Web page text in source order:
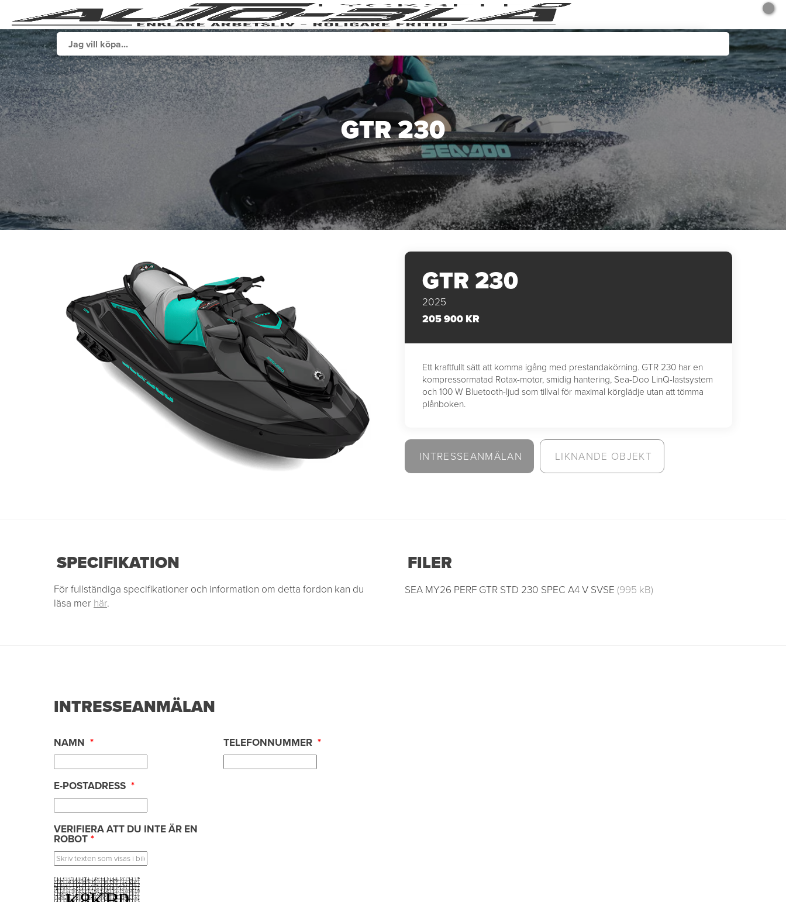
GTR 230
GTR 230
2025
205 900 KR
Ett kraftfullt sätt att komma igång med prestandakörning. GTR 230 har en
kompressormatad Rotax-motor, smidig hantering, Sea-Doo LinQ-lastsystem
och 100 W Bluetooth-ljud som tillval för maximal körglädje utan att tömma
plånboken.
INTRESSEANMÄLAN LIKNANDE OBJEKT
SPECIFIKATION
För fullständiga specifikationer och information om detta fordon kan du
läsa mer här.
FILER
SEA MY26 PERF GTR STD 230 SPEC A4 V SVSE (995 kB)
INTRESSEANMÄLAN
NAMN * TELEFONNUMMER *
E-POSTADRESS *
VERIFIERA ATT DU INTE ÄR EN
ROBOT*